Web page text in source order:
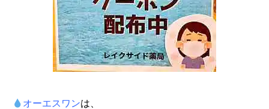
オーエスワンは、